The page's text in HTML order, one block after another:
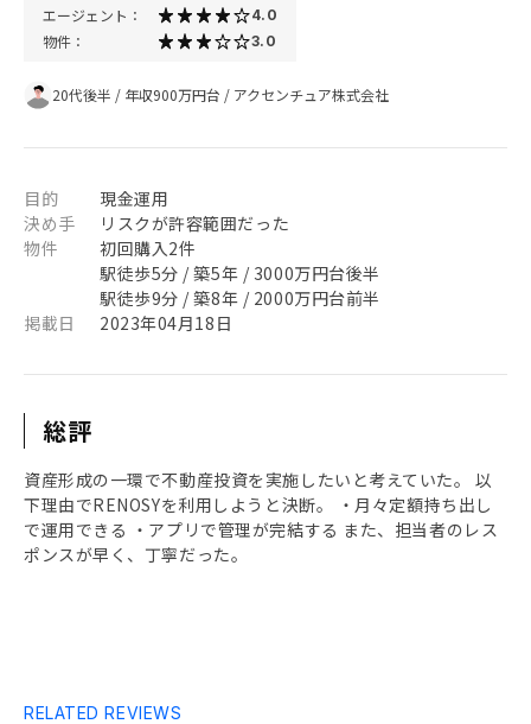
エージェント： 4.0
物件： 3.0
20代後半 / 年収900万円台 / アクセンチュア株式会社
目的
現金運用
決め手
リスクが許容範囲だった
物件
初回購入2件
駅徒歩5分 / 築5年 / 3000万円台後半
駅徒歩9分 / 築8年 / 2000万円台前半
掲載日
2023年04月18日
総評
資産形成の一環で不動産投資を実施したいと考えていた。 以
下理由でRENOSYを利用しようと決断。 ・月々定額持ち出し
で運用できる ・アプリで管理が完結する また、担当者のレス
ポンスが早く、丁寧だった。
RELATED REVIEWS